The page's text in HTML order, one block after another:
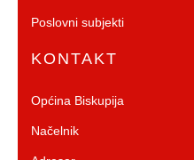
Poslovni subjekti
KONTAKT
Općina Biskupija
Načelnik